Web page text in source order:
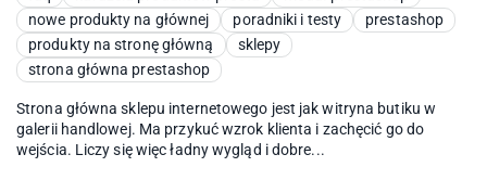
nowe produkty na głównej
poradniki i testy
prestashop
produkty na stronę główną
sklepy
strona główna prestashop
Strona główna sklepu internetowego jest jak witryna butiku w
galerii handlowej. Ma przykuć wzrok klienta i zachęcić go do
wejścia. Liczy się więc ładny wygląd i dobre...